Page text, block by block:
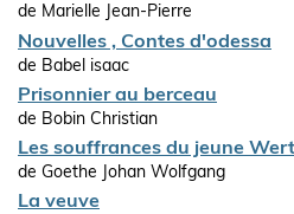
de Marielle Jean-Pierre
Nouvelles , Contes d'odessa
de Babel isaac
Prisonnier au berceau
de Bobin Christian
Les souffrances du jeune
de Goethe Johan Wolfgang
La veuve